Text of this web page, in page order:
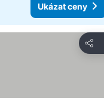
Ukázat ceny
Sdílet